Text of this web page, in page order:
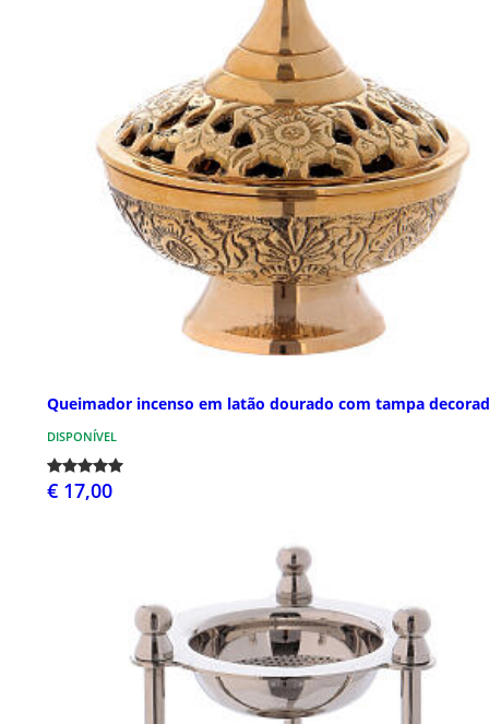
Queimador incenso em latão dourado com tampa
DISPONÍVEL
€ 17,00